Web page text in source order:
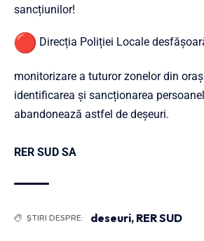
sancțiunilor!
Direcția Poliției Locale
monitorizare a tuturor zonelor din
identificarea și sancționarea
abandonează astfel de deșeuri.
RER SUD SA
ȘTIRI DESPRE: deseuri, RER SUD